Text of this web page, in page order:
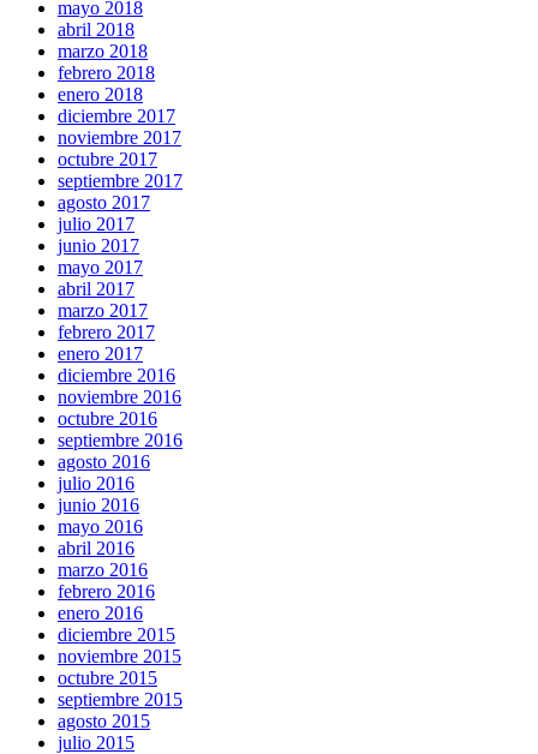
mayo 2018
abril 2018
marzo 2018
febrero 2018
enero 2018
diciembre 2017
noviembre 2017
octubre 2017
septiembre 2017
agosto 2017
julio 2017
junio 2017
mayo 2017
abril 2017
marzo 2017
febrero 2017
enero 2017
diciembre 2016
noviembre 2016
octubre 2016
septiembre 2016
agosto 2016
julio 2016
junio 2016
mayo 2016
abril 2016
marzo 2016
febrero 2016
enero 2016
diciembre 2015
noviembre 2015
octubre 2015
septiembre 2015
agosto 2015
julio 2015